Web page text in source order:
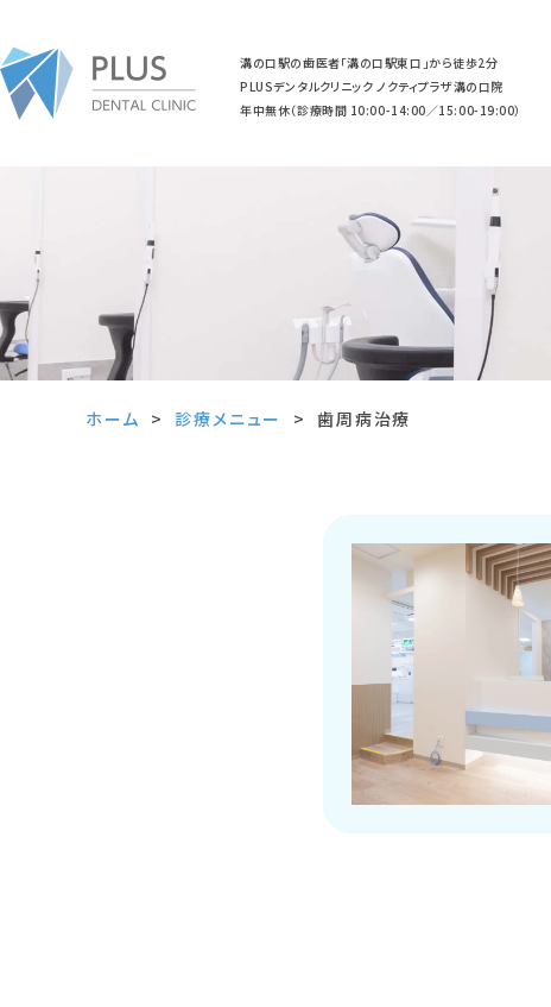
溝の口駅の歯医者「溝の口駅東口」から徒歩2分
PLUSデンタルクリニック ノクティプラザ溝の口院
年中無休（診療時間 10:00-14:00／15:00-19:00）
ホーム 診療メニュー 歯周病治療